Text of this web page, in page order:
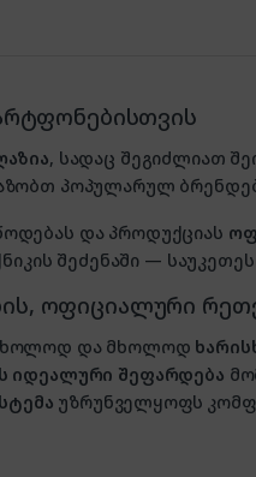
, სადაც შეგიძლიათ
პოპულარულ
და პროდუქციას
შეძენაში —
ოფიციალური
მხოლოდ და მხოლოდ
იდეალური შეფარდება
უზრუნველყოფს